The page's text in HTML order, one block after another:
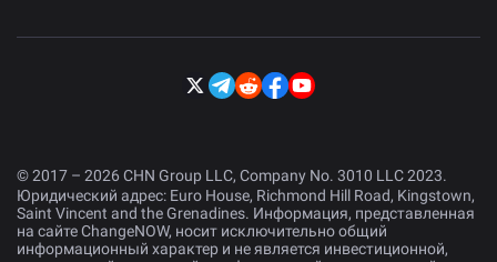
© 2017 – 2026 CHN Group LLC, Company No. 3010 LLC 2023.
Юридический адрес: Euro House, Richmond Hill Road, Kingstown,
Saint Vincent and the Grenadines. Информация, представленная
на сайте ChangeNOW, носит исключительно общий
информационный характер и не является инвестиционной,